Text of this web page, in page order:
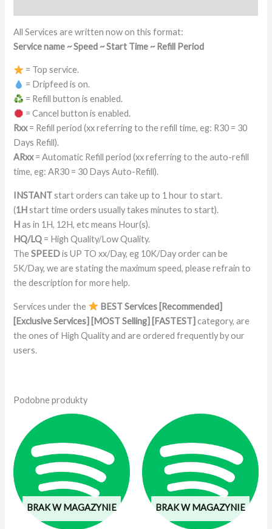
All Services are written now on this format:
Service name ~ Speed ~ Start Time ~ Refill Period
= Top service.
= Dripfeed is on.
= Refill button is enabled.
= Cancel button is enabled.
Rxx= Refill period (xx referring to the refill time, eg: R30 = 30
Days Refill).
ARxx= Automatic Refill period (xx referring to the auto-refill
time, eg: AR30 = 30 Days Auto-Refill).
INSTANTstart orders can take up to 1 hour to start.
(1Hstart time orders usually takes minutes to start).
Has in 1H, 12H, etc means Hour(s).
HQ/LQ = High Quality/Low Quality.
TheSPEEDis UP TO xx/Day, eg 10K/Day order can be
5K/Day, we are stating the maximum speed, please refrain to
the description for more help.
Services under the
BEST Services [Recommended]
[Exclusive Services] [MOST Selling] [FASTEST] category, are
the ones of High Quality and are ordered frequently by our
users.
Podobne produkty
BRAK W MAGAZYNIE
cen:
1,00 zł
30,00 zł
BRAK W MAGAZYNIE
cen:
1,00 zł
30,00 zł